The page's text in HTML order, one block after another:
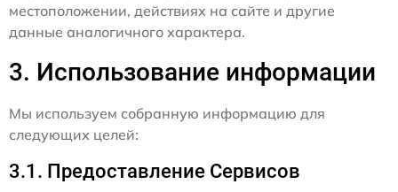
местоположении, действиях на сайте и другие
данные аналогичного характера.
3. Использование информации
Мы используем собранную информацию для
следующих целей:
3.1. Предоставление Сервисов